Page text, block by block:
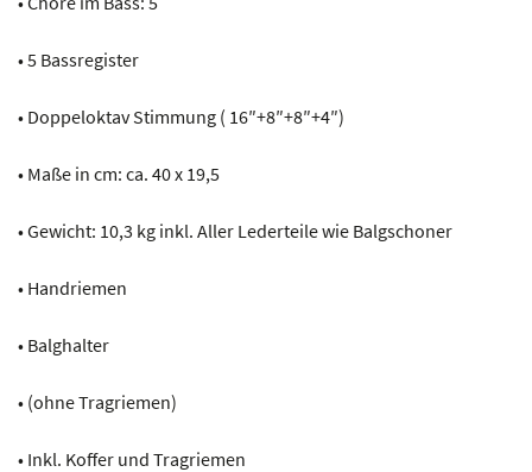
• 5 Bassregister
• Doppeloktav Stimmung ( 16″+8″+8″+4″)
• Maße in cm: ca. 40 x 19,5
• Gewicht: 10,3 kg inkl. Aller Lederteile wie Balgschoner
• Handriemen
• Balghalter
• (ohne Tragriemen)
• Inkl. Koffer und Tragriemen